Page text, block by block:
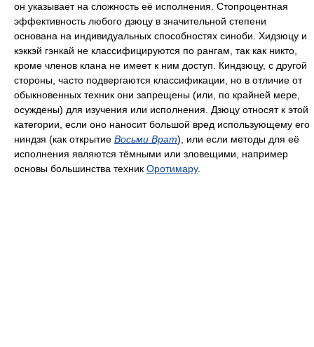
он указывает на сложность её исполнения. Стопроцентная
эффективность любого дзюцу в значительной степени
основана на индивидуальных способностях синоби. Хидзюцу и
кэккэй гэнкай не классифицируются по рангам, так как никто,
кроме членов клана не имеет к ним доступ. Киндзюцу, с другой
стороны, часто подвергаются классификации, но в отличие от
обыкновенных техник они запрещены (или, по крайней мере,
осуждены) для изучения или исполнения. Дзюцу относят к этой
категории, если оно наносит большой вред использующему его
ниндзя (как открытие Восьми Врат), или если методы для её
исполнения являются тёмными или зловещими, например
основы большинства техник Оротимару.